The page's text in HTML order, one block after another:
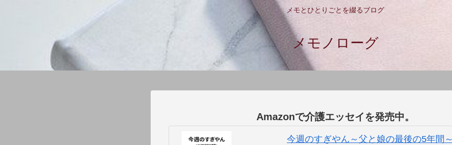
メモとひとりごとを綴るブログ
メモノローグ
Amazonで介護エッセイを発売中。
今週のすぎやん～父と娘の最後の5年間～